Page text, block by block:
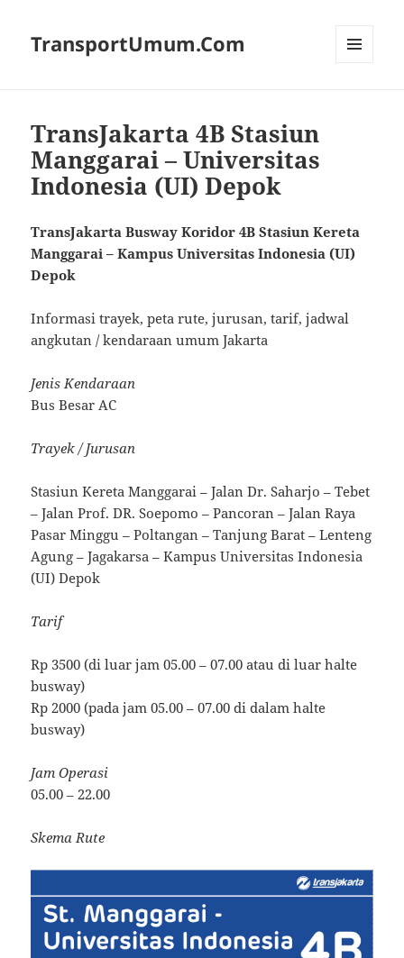
TransportUmum.Com
TransJakarta 4B Stasiun
Manggarai – Universitas
Indonesia (UI) Depok
TransJakarta Busway Koridor 4B Stasiun Kereta
Manggarai – Kampus Universitas Indonesia (UI)
Depok
Informasi trayek, peta rute, jurusan, tarif, jadwal
angkutan / kendaraan umum Jakarta
Jenis Kendaraan
Bus Besar AC
Trayek / Jurusan
Stasiun Kereta Manggarai – Jalan Dr. Saharjo – Tebet
– Jalan Prof. DR. Soepomo – Pancoran – Jalan Raya
Pasar Minggu – Poltangan – Tanjung Barat – Lenteng
Agung – Jagakarsa – Kampus Universitas Indonesia
(UI) Depok
Tarif
Rp 3500 (di luar jam 05.00 – 07.00 atau di luar halte
busway)
Rp 2000 (pada jam 05.00 – 07.00 di dalam halte
busway)
Jam Operasi
05.00 – 22.00
Skema Rute